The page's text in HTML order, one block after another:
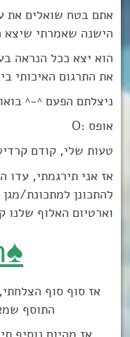
הישנה שאמרתי שיצא
הוא יצא ככל הנראה
את התרגום האיכותי
ניצלתם הפעם ^-^
אופס :O
טעות שלי, קודם
אז אני תירגמתי, עדו
להתכונן למתכונת/
וארטיום האלוף שלנו
אז סוף סוף
התוסף